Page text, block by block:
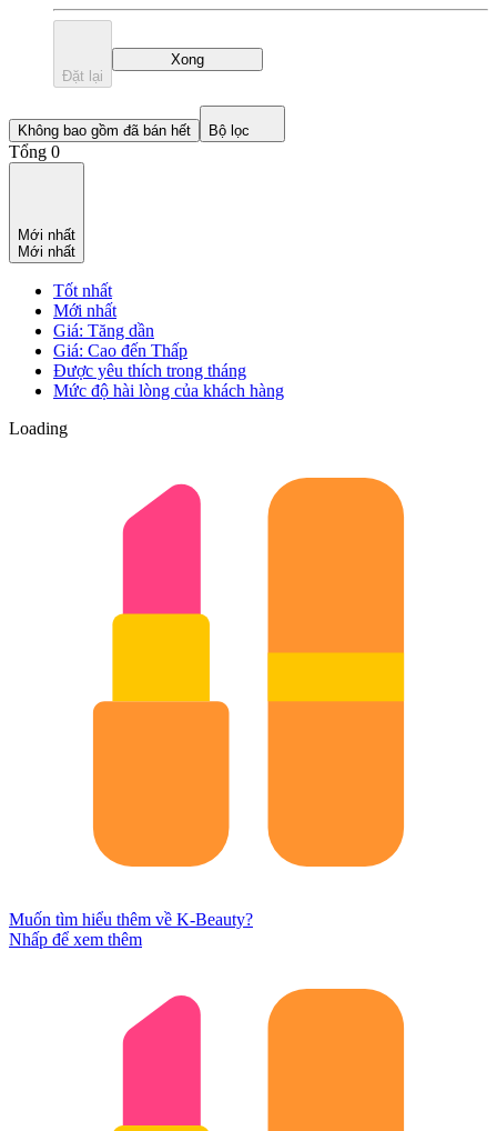
Đặt lại
Xong
Không bao gồm đã bán hết Bộ lọc
Tổng 0
Mới nhất
Mới nhất
Tốt nhất
Mới nhất
Giá: Tăng dần
Giá: Cao đến Thấp
Được yêu thích trong tháng
Mức độ hài lòng của khách hàng
Loading
Muốn tìm hiểu thêm về K-Beauty?
Nhấp để xem thêm